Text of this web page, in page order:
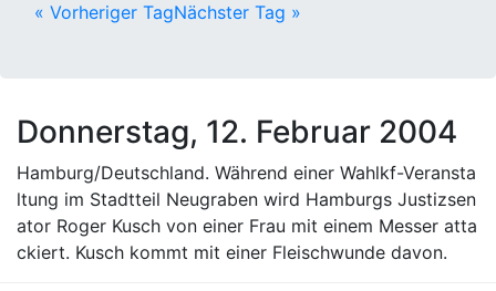
« Vorheriger TagNächster Tag »
Donnerstag, 12. Februar 2004
Hamburg/Deutschland. Während einer Wahlkf-Veransta
ltung im Stadtteil Neugraben wird Hamburgs Justizsen
ator Roger Kusch von einer Frau mit einem Messer atta
ckiert. Kusch kommt mit einer Fleischwunde davon.